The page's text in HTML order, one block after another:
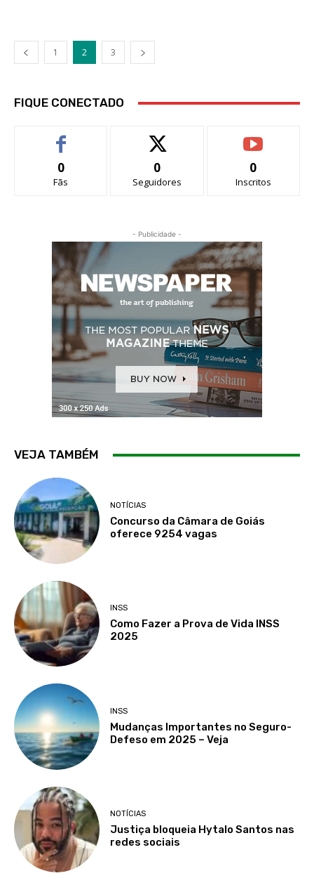
1 2 3
FIQUE CONECTADO
0
Fãs
0
Seguidores
0
Inscritos
- Publicidade -
VEJA TAMBÉM
NOTÍCIAS
Concurso da Câmara de Goiás
oferece 9254 vagas
INSS
Como Fazer a Prova de Vida INSS
2025
INSS
Mudanças Importantes no Seguro-
Defeso em 2025 – Veja
NOTÍCIAS
Justiça bloqueia Hytalo Santos nas
redes sociais